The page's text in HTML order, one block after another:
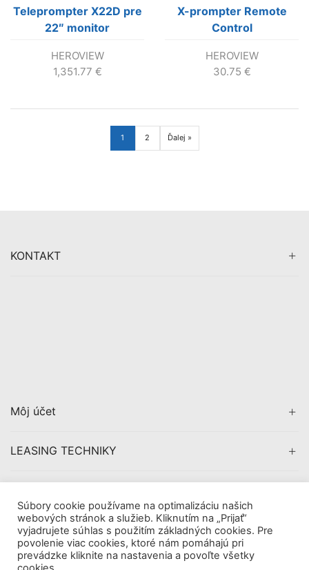
Teleprompter X22D pre
22″ monitor
HEROVIEW
1,351.77 €
X-prompter Remote
Control
HEROVIEW
30.75 €
1 2 Ďalej »
KONTAKT
Môj účet
LEASING TECHNIKY
Copyright © 2019AVDigital, s.r.o. . All Rights Reserved.
Súbory cookie používame na optimalizáciu našich
webových stránok a služieb. Kliknutím na „Prijať“
vyjadrujete súhlas s použitím základných cookies. Pre
povolenie viac cookies, ktoré nám pomáhajú pri
prevádzke kliknite na nastavenia a povoľte všetky